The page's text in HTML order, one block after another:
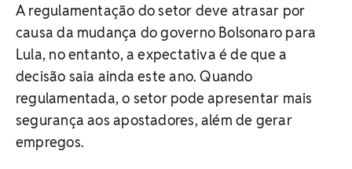
A regulamentação do setor deve atrasar por
causa da mudança do governo Bolsonaro para
Lula, no entanto, a expectativa é de que a
decisão saia ainda este ano. Quando
regulamentada, o setor pode apresentar mais
segurança aos apostadores, além de gerar
empregos.